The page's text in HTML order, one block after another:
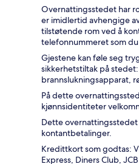
Overnattingsstedet har
er imidlertid avhengige
tilstøtende rom ved å
telefonnummeret som
Gjestene kan føle seg
sikkerhetstiltak på
brannslukningsapparat,
På dette
kjønnsidentiteter
Dette
kontantbetalinger.
Kredittkort som godtas:
Express, Diners Club,